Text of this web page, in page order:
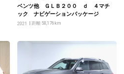
ベンツ他 ＧＬＢ２００ ｄ ４マチ
ック ナビゲーションパッケージ
2021 距離 58,176km